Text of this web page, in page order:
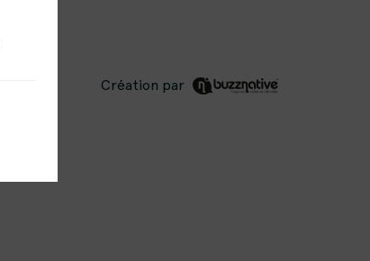
Création par